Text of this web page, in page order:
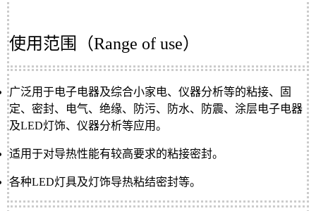
使用范围（Range of use）
广泛用于电子电器及综合小家电、仪器分析等的粘接、固
定、密封、电气、绝缘、防污、防水、防震、涂层电子电器
及LED灯饰、仪器分析等应用。
适用于对导热性能有较高要求的粘接密封。
各种LED灯具及灯饰导热粘结密封等。